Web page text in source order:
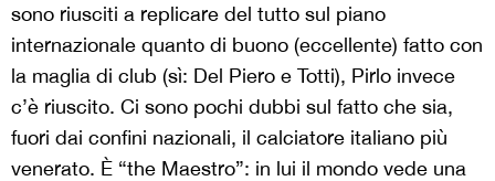
sono riusciti a replicare del tutto sul piano
internazionale quanto di buono (eccellente) fatto con
la maglia di club (sì: Del Piero e Totti), Pirlo invece
c’è riuscito. Ci sono pochi dubbi sul fatto che sia,
fuori dai confini nazionali, il calciatore italiano più
venerato. È “the Maestro”: in lui il mondo vede una